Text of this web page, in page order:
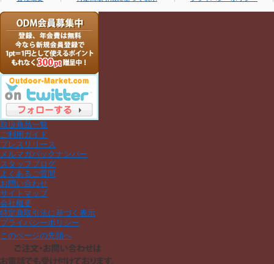
取扱商品一覧
ご利用ガイド
プレスリリース
メルマガバックナンバー
スタッフブログ
よくあるご質問
お問い合わせ
サイトマップ
会社概要
特定商取引法に基づく表示
プライバシーポリシー
このページの先頭へ